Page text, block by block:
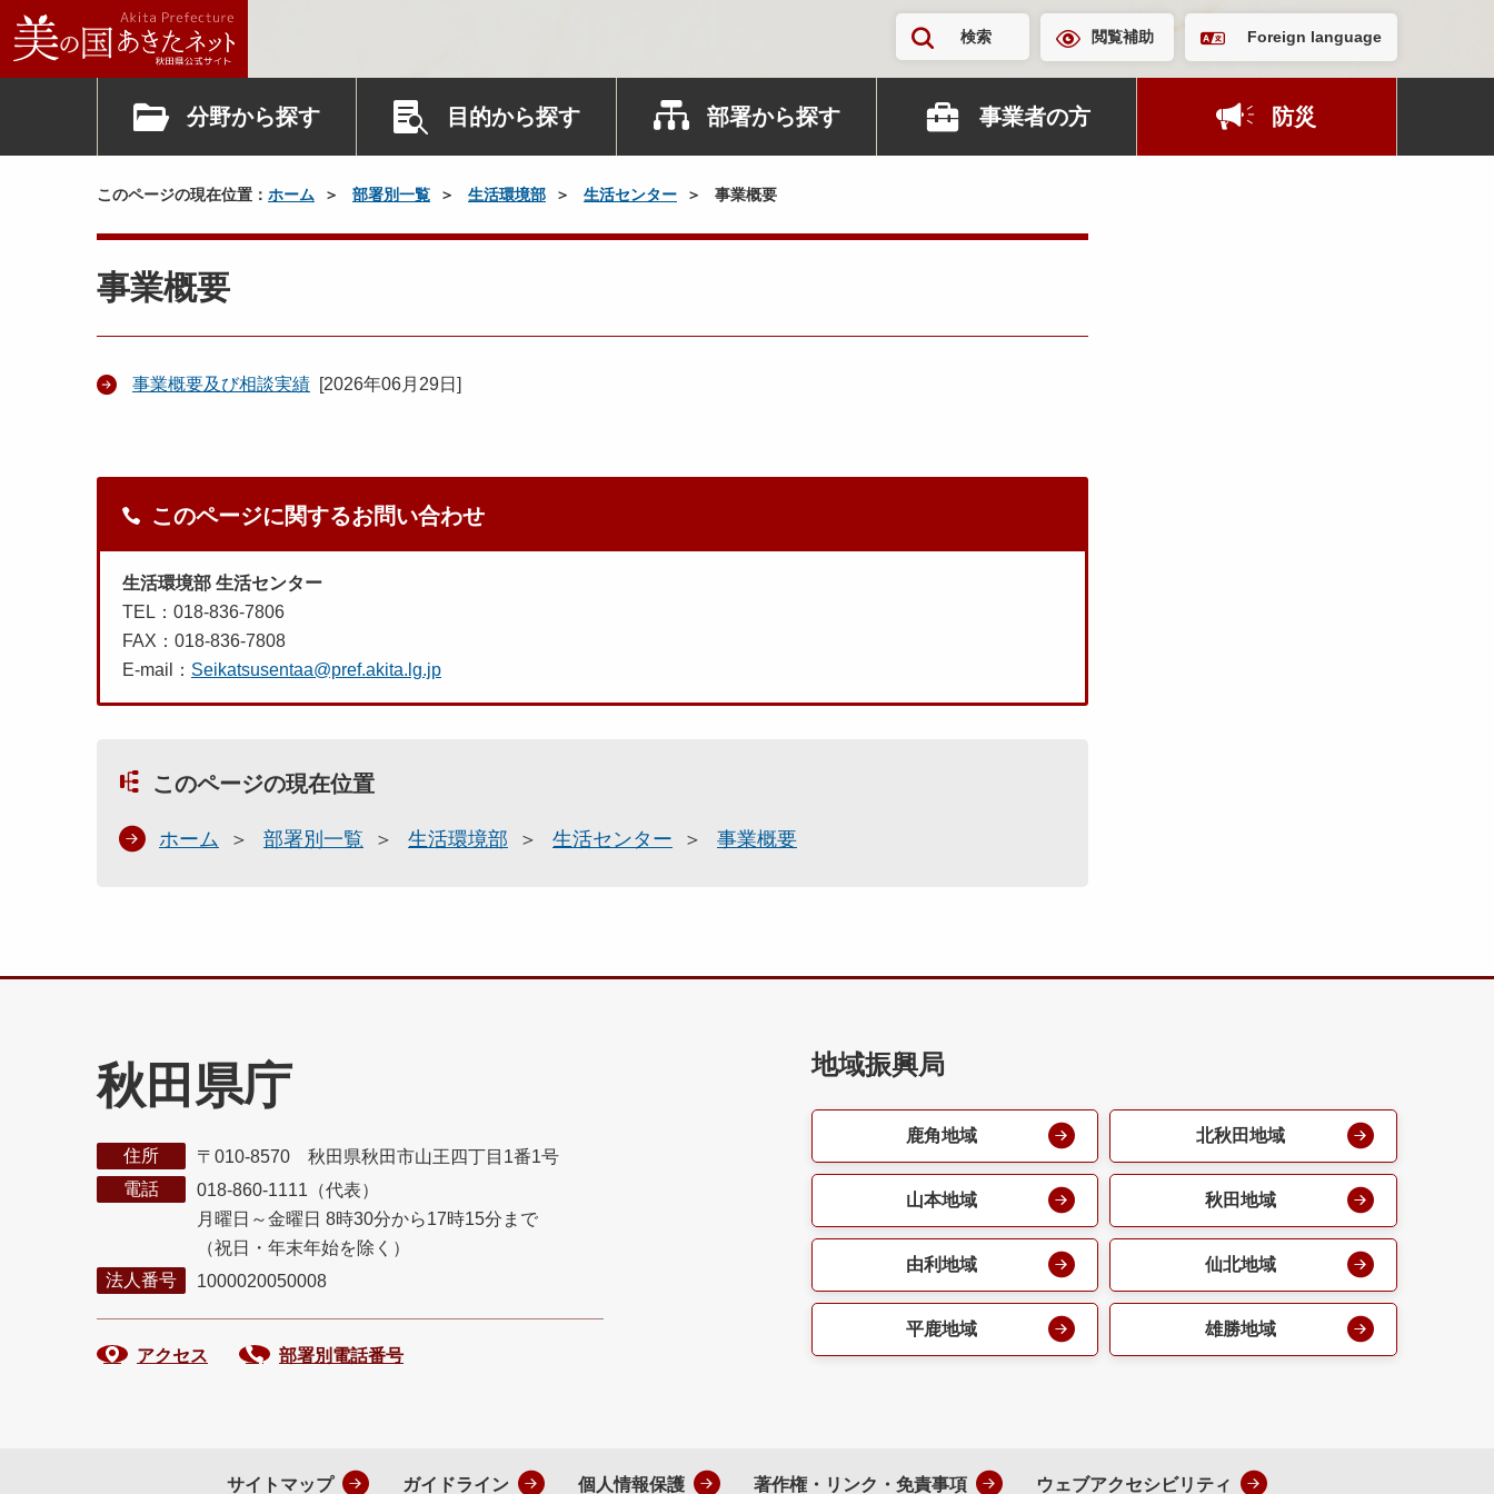
検索 閲覧補助 Foreign language
分野から探す 目的から探す 部署から探す 事業者の方 防災
このページの現在位置： ホーム 部署別一覧 生活環境部 生活センター 事業概要
事業概要
事業概要及び相談実績 [2026年06月29日 ]
このページに関するお問い合わせ
生活環境部 生活センター
TEL：018-836-7806
FAX：018-836-7808
E-mail： Seikatsusentaa@pref.akita.lg.jp
このページの現在位置
ホーム 部署別一覧 生活環境部 生活センター 事業概要
秋田県庁
住所
〒010-8570 秋田県秋田市山王四丁目1番1号
電話
018-860-1111（代表）
月曜日～金曜日 8時30分から17時15分まで
（祝日・年末年始を除く）
法人番号
1000020050008
アクセス 部署別電話番号
地域振興局
鹿角地域 北秋田地域
山本地域 秋田地域
由利地域 仙北地域
平鹿地域 雄勝地域
サイトマップ ガイドライン 個人情報保護 著作権・リンク・免責事項 ウェブアクセシビリティ